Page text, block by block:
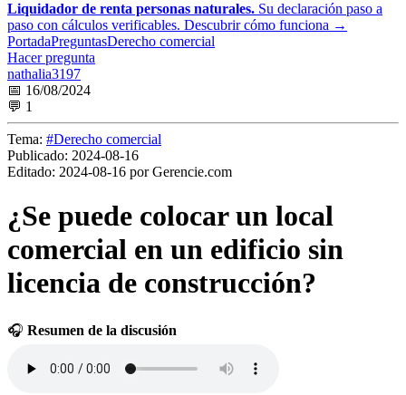
Liquidador de renta personas naturales. Su declaración paso a
paso con cálculos verificables. Descubrir cómo funciona →
PortadaPreguntasDerecho comercial
Hacer pregunta
nathalia3197
📅 16/08/2024
💬 1
Tema: #Derecho comercial
Publicado: 2024-08-16
Editado: 2024-08-16 por Gerencie.com
¿Se puede colocar un local
comercial en un edificio sin
licencia de construcción?
🎧 Resumen de la discusión